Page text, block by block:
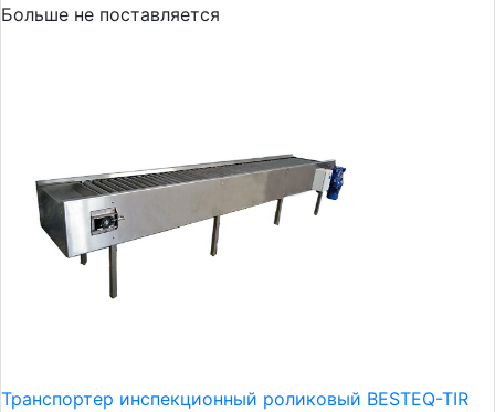
Больше не поставляется
Транспортер инспекционный роликовый BESTEQ-TIR